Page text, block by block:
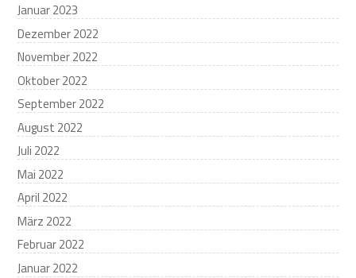
Januar 2023
Dezember 2022
November 2022
Oktober 2022
September 2022
August 2022
Juli 2022
Mai 2022
April 2022
März 2022
Februar 2022
Januar 2022